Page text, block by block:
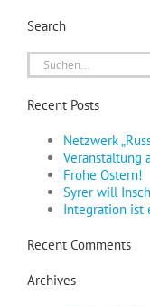
Search
Suche
nach:
Recent Posts
Netzwerk
Veranstaltung
Frohe Ostern!
Syrer will
Integration ist
Recent Comments
Archives